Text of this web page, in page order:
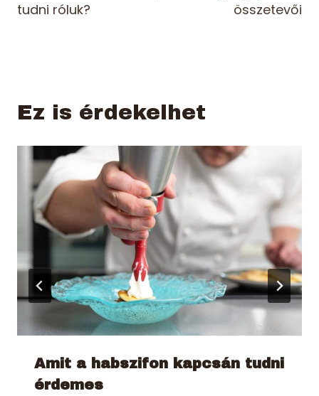
tudni róluk?
összetevői
Ez is érdekelhet
Amit a habszifon kapcsán tudni
érdemes